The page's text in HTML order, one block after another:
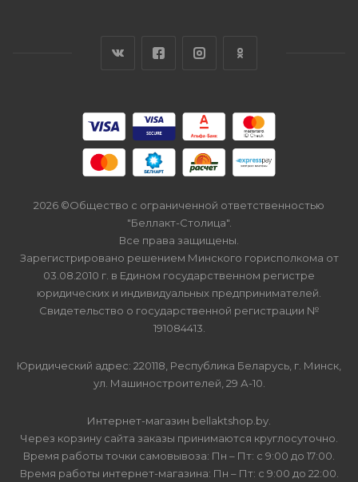
2026 ©Общество с ограниченной ответственностью
"Беллакт-Столица".
Все права защищены.
Зарегистрировано решением Минского горисполкома от
03.08.2010 г. в Едином государственном регистре
юридических и индивидуальных предпринимателей.
Свидетельство о государственной регистрации №
191084413.
Юридический адрес: 220118, Республика Беларусь, г. Минск,
ул. Машиностроителей, 29 А-10.
Интернет-магазин bellaktshop.by.
Через корзину сайта заказы принимаются круглосуточно.
Время работы точки самовывоза: Пн – Пт: с 9:00 до 17:00.
Время работы интернет-магазина: Пн – Пт: с 9:00 до 22:00.